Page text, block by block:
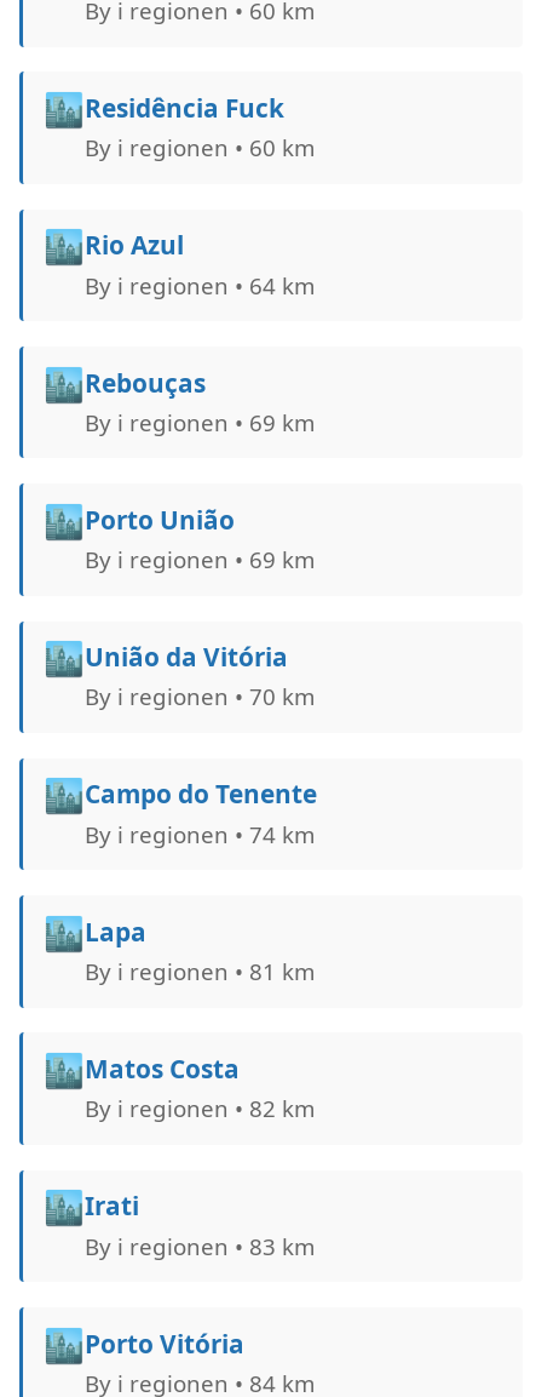
By i regionen • 60 km
🏙️Residência Fuck
By i regionen • 60 km
🏙️Rio Azul
By i regionen • 64 km
🏙️Rebouças
By i regionen • 69 km
🏙️Porto União
By i regionen • 69 km
🏙️União da Vitória
By i regionen • 70 km
🏙️Campo do Tenente
By i regionen • 74 km
🏙️Lapa
By i regionen • 81 km
🏙️Matos Costa
By i regionen • 82 km
🏙️Irati
By i regionen • 83 km
🏙️Porto Vitória
By i regionen • 84 km